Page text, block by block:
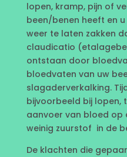
lopen, kramp, pijn of
been/benen heeft en
weer te laten zakken
claudicatio
ontstaan door
bloedvaten van uw
slagaderverkalking.
bijvoorbeeld bij lopen,
aanvoer van bloed op
weinig zuurstof in de
De klachten die